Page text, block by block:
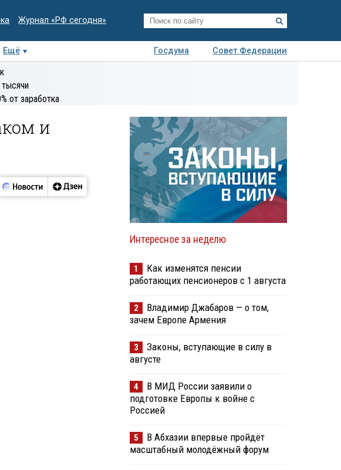
Журнал «РФ сегодня»
Ещё Госдума
Совет Федерации
от заработка
и
Интересное за неделю
1
Как изменятся пенсии
работающих пенсионеров с 1 августа
2
Владимир Джабаров — о том,
зачем Европе Армения
3
Законы, вступающие в силу в
августе
4
В МИД России заявили о
подготовке Европы к войне с
Россией
5
В Абхазии впервые пройдёт
масштабный молодёжный форум